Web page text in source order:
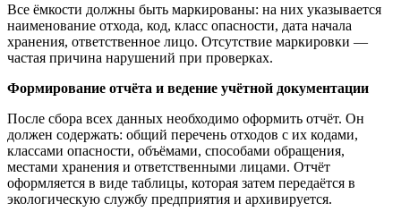
Все ёмкости должны быть маркированы: на них указывается
наименование отхода, код, класс опасности, дата начала
хранения, ответственное лицо. Отсутствие маркировки —
частая причина нарушений при проверках.
Формирование отчёта и ведение учётной документации
После сбора всех данных необходимо оформить отчёт. Он
должен содержать: общий перечень отходов с их кодами,
классами опасности, объёмами, способами обращения,
местами хранения и ответственными лицами. Отчёт
оформляется в виде таблицы, которая затем передаётся в
экологическую службу предприятия и архивируется.